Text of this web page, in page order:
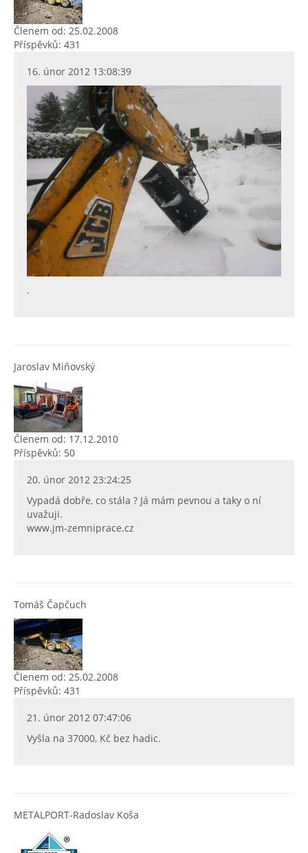
Členem od: 25.02.2008
Příspěvků: 431
16. únor 2012 13:08:39
.
Jaroslav Miňovský
Členem od: 17.12.2010
Příspěvků: 50
20. únor 2012 23:24:25
Vypadá dobře, co stála ? Já mám pevnou a taky o ní
uvažuji.
www.jm-zemniprace.cz
Tomáš Čapčuch
Členem od: 25.02.2008
Příspěvků: 431
21. únor 2012 07:47:06
Vyšla na 37000, Kč bez hadic.
METALPORT-Radoslav Koša